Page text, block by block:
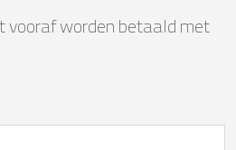
vooraf worden betaald met